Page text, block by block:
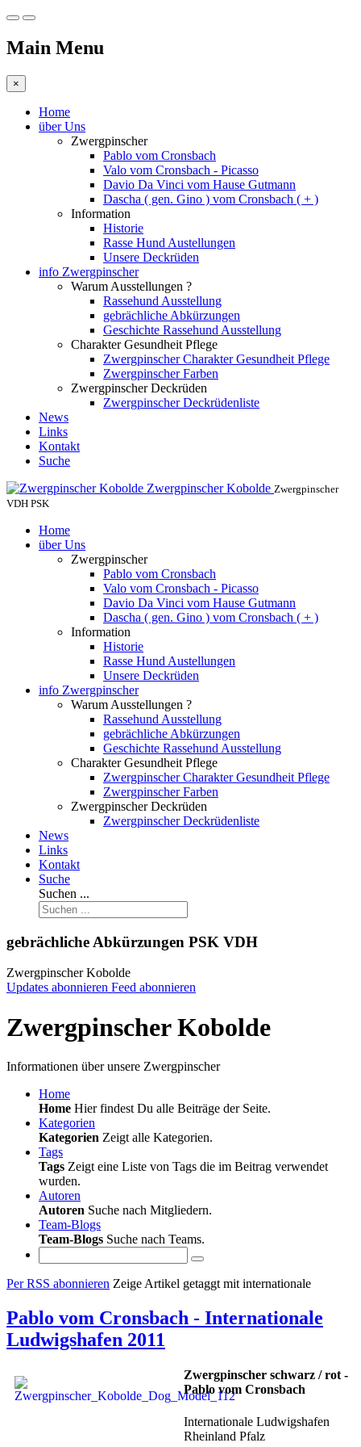
Main Menu
×
Home
über Uns
Zwergpinscher
Pablo vom Cronsbach
Valo vom Cronsbach - Picasso
Davio Da Vinci vom Hause Gutmann
Dascha ( gen. Gino ) vom Cronsbach ( + )
Information
Historie
Rasse Hund Austellungen
Unsere Deckrüden
info Zwergpinscher
Warum Ausstellungen ?
Rassehund Ausstellung
gebrächliche Abkürzungen
Geschichte Rassehund Ausstellung
Charakter Gesundheit Pflege
Zwergpinscher Charakter Gesundheit Pflege
Zwergpinscher Farben
Zwergpinscher Deckrüden
Zwergpinscher Deckrüdenliste
News
Links
Kontakt
Suche
Zwergpinscher Kobolde Zwergpinscher
VDH PSK
Home
über Uns
Zwergpinscher
Pablo vom Cronsbach
Valo vom Cronsbach - Picasso
Davio Da Vinci vom Hause Gutmann
Dascha ( gen. Gino ) vom Cronsbach ( + )
Information
Historie
Rasse Hund Austellungen
Unsere Deckrüden
info Zwergpinscher
Warum Ausstellungen ?
Rassehund Ausstellung
gebrächliche Abkürzungen
Geschichte Rassehund Ausstellung
Charakter Gesundheit Pflege
Zwergpinscher Charakter Gesundheit Pflege
Zwergpinscher Farben
Zwergpinscher Deckrüden
Zwergpinscher Deckrüdenliste
News
Links
Kontakt
Suche
Suchen ...
gebrächliche Abkürzungen PSK VDH
Zwergpinscher Kobolde
Updates abonnieren Feed abonnieren
Zwergpinscher Kobolde
Informationen über unsere Zwergpinscher
Home
Home Hier findest Du alle Beiträge der Seite.
Kategorien
Kategorien Zeigt alle Kategorien.
Tags
Tags Zeigt eine Liste von Tags die im Beitrag verwendet
wurden.
Autoren
Autoren Suche nach Mitgliedern.
Team-Blogs
Team-Blogs Suche nach Teams.
Per RSS abonnieren Zeige Artikel getaggt mit internationale
Pablo vom Cronsbach - Internationale
Ludwigshafen 2011
Zwergpinscher schwarz / rot -
Pablo vom Cronsbach
Internationale Ludwigshafen
Rheinland Pfalz